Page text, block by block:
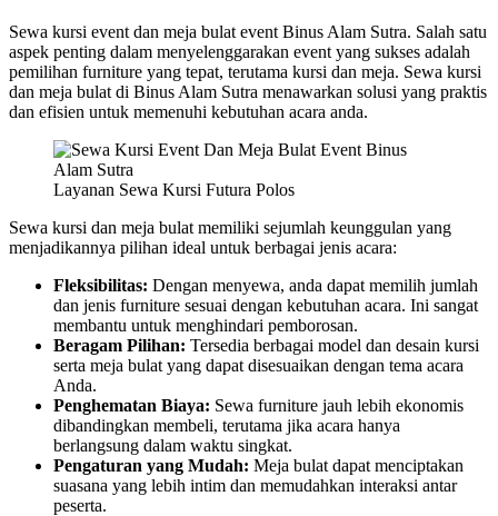
Sewa kursi event dan meja bulat event Binus Alam Sutra. Salah satu
aspek penting dalam menyelenggarakan event yang sukses adalah
pemilihan furniture yang tepat, terutama kursi dan meja. Sewa kursi
dan meja bulat di Binus Alam Sutra menawarkan solusi yang praktis
dan efisien untuk memenuhi kebutuhan acara anda.
Layanan Sewa Kursi Futura Polos
Sewa kursi dan meja bulat memiliki sejumlah keunggulan yang
menjadikannya pilihan ideal untuk berbagai jenis acara:
Fleksibilitas: Dengan menyewa, anda dapat memilih jumlah
dan jenis furniture sesuai dengan kebutuhan acara. Ini sangat
membantu untuk menghindari pemborosan.
Beragam Pilihan: Tersedia berbagai model dan desain kursi
serta meja bulat yang dapat disesuaikan dengan tema acara
Anda.
Penghematan Biaya: Sewa furniture jauh lebih ekonomis
dibandingkan membeli, terutama jika acara hanya
berlangsung dalam waktu singkat.
Pengaturan yang Mudah: Meja bulat dapat menciptakan
suasana yang lebih intim dan memudahkan interaksi antar
peserta.